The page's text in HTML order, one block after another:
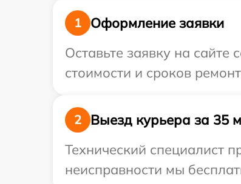
1
Оформление заявки
Оставьте заявку на
стоимости и сроков
2
Выезд курьера за 35
Технический специалист
неисправности мы